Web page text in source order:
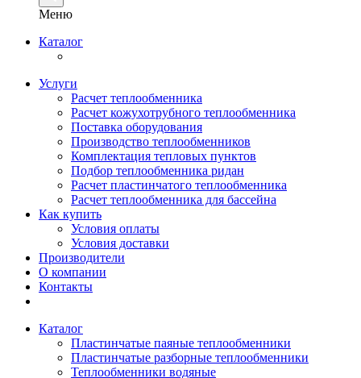
Меню
Каталог
Услуги
Расчет теплообменника
Расчет кожухотрубного теплообменника
Поставка оборудования
Производство теплообменников
Комплектация тепловых пунктов
Подбор теплообменника ридан
Расчет пластинчатого теплообменника
Расчет теплообменника для бассейна
Как купить
Условия оплаты
Условия доставки
Производители
О компании
Контакты
Каталог
Пластинчатые паяные теплообменники
Пластинчатые разборные теплообменники
Теплообменники водяные